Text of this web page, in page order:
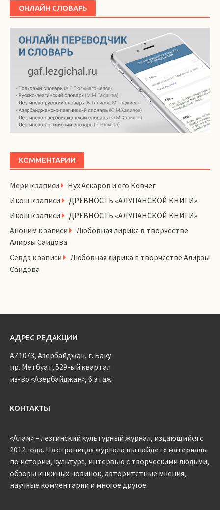
ОНЛАЙН СЛОВАРЬ
КОММЕНТАРИИ
Мери к записи
Нух Аскаров и его Ковчег
Икош к записи
ДРЕВНОСТЬ «АЛУПАНСКОЙ КНИГИ»
Икош к записи
ДРЕВНОСТЬ «АЛУПАНСКОЙ КНИГИ»
Аноним к записи
Любовная лирика в творчестве
Алирзы Саидова
Севда к записи
Любовная лирика в творчестве Алирзы
Саидова
АДРЕС РЕДАКЦИИ
AZ1073, Азербайджан, г. Баку
пр. Метбуат, 529-ый квартал
из-во «Азербайджан», 6 этаж
КОНТАКТЫ
«Алам» – лезгинский культурный журнал, издающийся с
2012 года. На страницах журнала вы найдете материалы
по истории, культуре, интервью с творческими людьми,
обзоры книжных новинок, авторитетные мнения,
научные комментарии и многое другое.